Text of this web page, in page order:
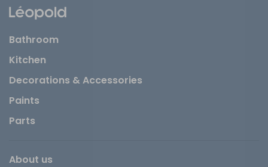
Bathroom
Kitchen
Decorations & Accessories
Paints
Parts
About us